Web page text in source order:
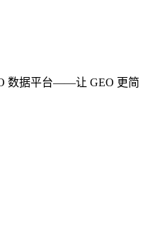
数据平台——让 GEO 更简